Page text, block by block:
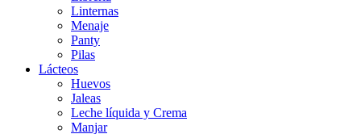
Linternas
Menaje
Panty
Pilas
Lácteos
Huevos
Jaleas
Leche líquida y Crema
Manjar